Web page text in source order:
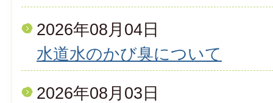
2026年08月04日
水道水のかび臭について
2026年08月03日